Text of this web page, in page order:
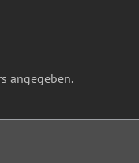
angegeben.